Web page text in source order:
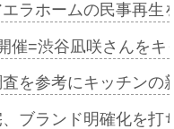
ラホームの民事再
催=渋谷凪咲さんを
を参考にキッチン
ブランド明確化を